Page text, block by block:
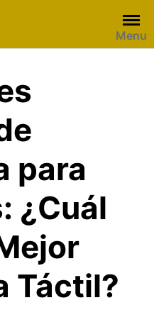
Menu
para
¿Cuál
Táctil?